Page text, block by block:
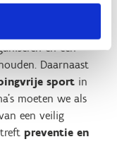
sportfederaties
om
en een
Daarnaast
sport in
moeten we als
een veilig
preventie en